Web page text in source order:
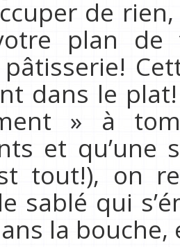
de
plan
dans le
» à
et
tout!), on
sablé qui
la